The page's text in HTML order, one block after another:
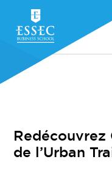
Redécouvrez
de l’Urban